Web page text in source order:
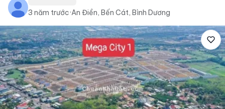
3 năm trước·An Điền, Bến Cát, Bình Dương